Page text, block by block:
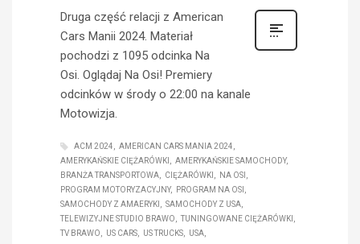
Druga część relacji z American
Cars Manii 2024. Materiał
pochodzi z 1095 odcinka Na
Osi. Oglądaj Na Osi! Premiery
odcinków w środy o 22:00 na kanale
Motowizja.
ACM 2024
AMERICAN CARS MANIA 2024
AMERYKAŃSKIE CIĘŻARÓWKI
AMERYKAŃSKIE SAMOCHODY
BRANŻA TRANSPORTOWA
CIĘŻARÓWKI
NA OSI
PROGRAM MOTORYZACYJNY
PROGRAM NA OSI
SAMOCHODY Z AMAERYKI
SAMOCHODY Z USA
TELEWIZYJNE STUDIO BRAWO
TUNINGOWANE CIĘŻARÓWKI
TV BRAWO
US CARS US TRUCKS USA